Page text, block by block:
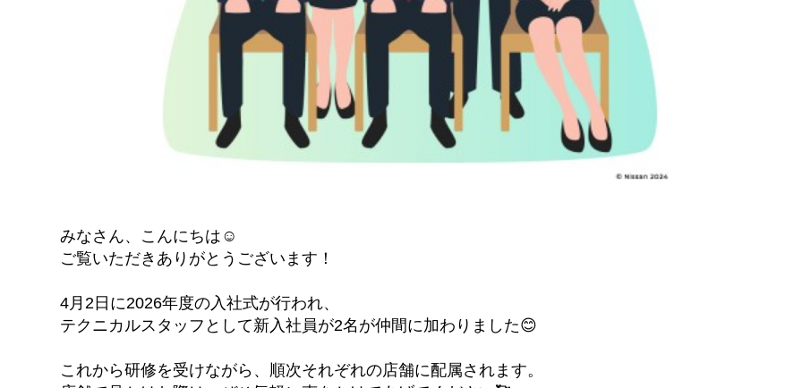
みなさん、こんにちは☺
ご覧いただきありがとうございます！
4月2日に2026年度の入社式が行われ、
テクニカルスタッフとして新入社員が2名が仲間に加わりました😊
これから研修を受けながら、順次それぞれの店舗に配属されます。